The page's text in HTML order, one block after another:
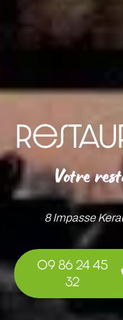
Votre
8 Impasse
09 86 24 45
32